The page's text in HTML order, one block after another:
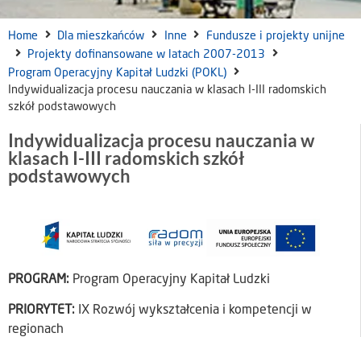
Home Dla mieszkańców Inne
Fundusze i projekty unijne
Projekty dofinansowane w latach 2007-2013
Program Operacyjny Kapitał Ludzki (POKL)
Indywidualizacja procesu nauczania w klasach I-III radomskich
szkół podstawowych
Indywidualizacja procesu nauczania w
klasach I-III radomskich szkół
podstawowych
PROGRAM: Program Operacyjny Kapitał Ludzki
PRIORYTET:
IX Rozwój wykształcenia i kompetencji w
regionach